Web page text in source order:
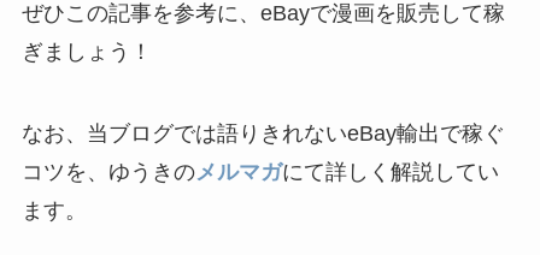
ぜひこの記事を参考に、eBayで漫画を販売して稼
ぎましょう！
なお、当ブログでは語りきれないeBay輸出で稼ぐ
コツを、ゆうきのメルマガにて詳しく解説してい
ます。